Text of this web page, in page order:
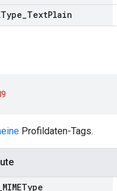
TextPlain
Profildaten-Tags.
MIMEType